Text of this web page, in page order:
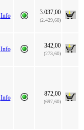
Info 3.037,00
(2.429,60)
Info 342,00
(273,60)
Info
872,00
(697,60)